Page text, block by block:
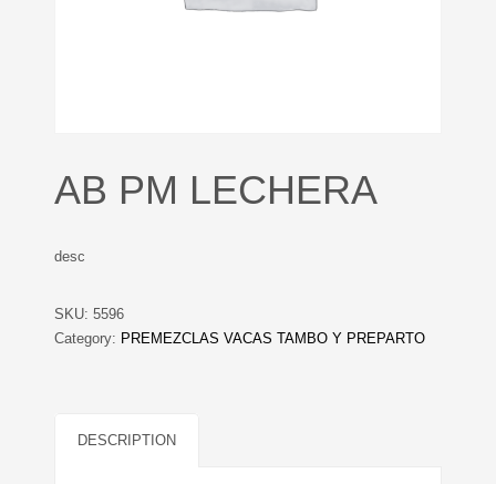
AB PM LECHERA
desc
SKU: 5596
Category: PREMEZCLAS VACAS TAMBO Y PREPARTO
DESCRIPTION